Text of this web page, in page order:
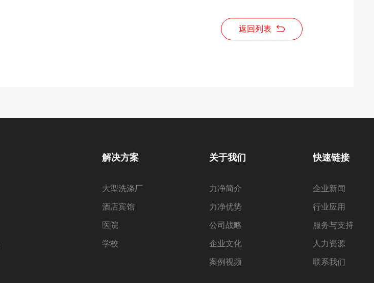
返回列表
解决方案
大型洗涤厂
酒店​宾馆
医院
学校
关于我们
力净简介
力净优势
公司战略
企业文化
案例视频
快速链接
企业新闻
行业应用
服务与支持
人力资源
联系我们